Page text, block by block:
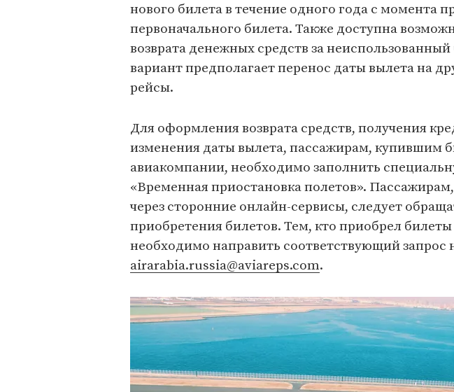
нового билета в течение одного года с момента
первоначального билета. Также доступна
возврата денежных средств за
вариант предполагает перенос даты вылета на
рейсы.
Для оформления возврата средств, получения
изменения даты вылета, пассажирам, купившим
авиакомпании, необходимо заполнить
«Временная приостановка полетов».
через сторонние онлайн-сервисы, следует
приобретения билетов. Тем, кто приобрел
необходимо направить соответствующий запрос
airarabia.russia@aviareps.com.